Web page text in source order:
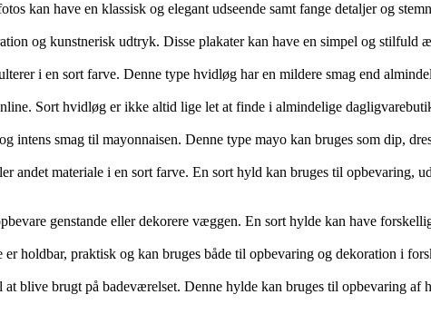
kan have en klassisk og elegant udseende samt fange detaljer og
og kunstnerisk udtryk. Disse plakater kan have en simpel og stilfuld
i en sort farve. Denne type hvidløg har en mildere smag end
Sort hvidløg er ikke altid lige let at finde i almindelige
smag til mayonnaisen. Denne type mayo kan bruges som dip,
andet materiale i en sort farve. En sort hyld kan bruges til opbevaring,
genstande eller dekorere væggen. En sort hylde kan have
holdbar, praktisk og kan bruges både til opbevaring og dekoration i
blive brugt på badeværelset. Denne hylde kan bruges til opbevaring